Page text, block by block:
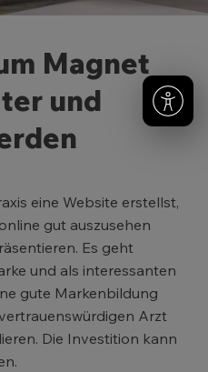
Magnet
und
eine Website erstellst,
gut auszusehen
Es geht
und als interessanten
gute Markenbildung
Arzt
Die Investition kann